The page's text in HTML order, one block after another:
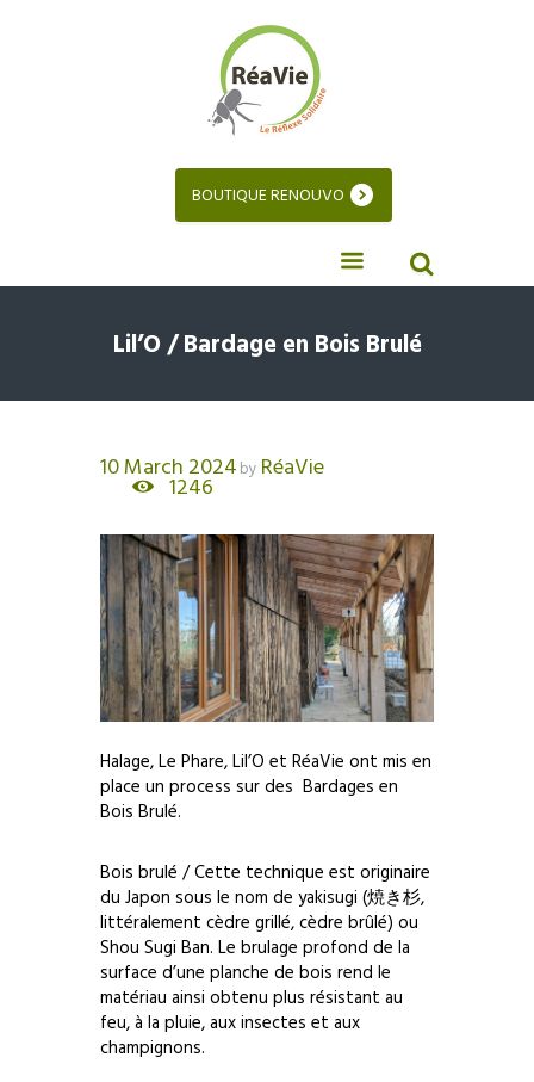
BOUTIQUE RENOUVO
Lil’O / Bardage en Bois Brulé
10 March 2024by RéaVie
1246
Halage, Le Phare, Lil’O et RéaVie ont mis en
place un process sur des Bardages en
Bois Brulé.
Bois brulé / Cette technique est originaire
du Japon sous le nom de yakisugi (焼き杉,
littéralement cèdre grillé, cèdre brûlé) ou
Shou Sugi Ban. Le brulage profond de la
surface d’une planche de bois rend le
matériau ainsi obtenu plus résistant au
feu, à la pluie, aux insectes et aux
champignons.